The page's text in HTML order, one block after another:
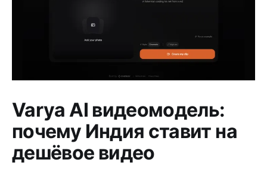
Varya AI видеомодель:
почему Индия ставит на
дешёвое видео